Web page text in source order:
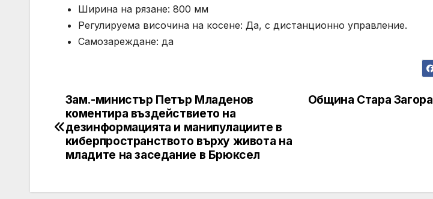
Ширина на рязане: 800 мм
Регулируема височина на косене: Да, с дистанционно управление.
Самозареждане: да
Post
navigation
Община Стара Загора
Зам.-министър Петър Младенов
коментира въздействието на
дезинформацията и манипулациите в
киберпространството върху живота на
младите на заседание в Брюксел